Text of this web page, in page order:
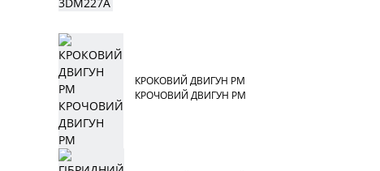
КРОКОВИЙ ДВИГУН PM
КРОЧОВИЙ ДВИГУН PM